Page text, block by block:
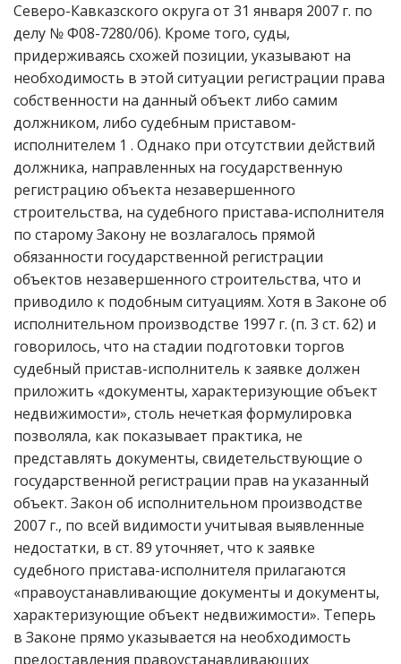
Северо-Кавказского округа от 31 января 2007 г. по
делу № Ф08-7280/06). Кроме того, суды,
придерживаясь схожей позиции, указывают на
необходимость в этой ситуации регистрации права
собственности на данный объект либо самим
должником, либо судебным приставом-
исполнителем 1 . Однако при отсутствии действий
должника, направленных на государственную
регистрацию объекта незавершенного
строительства, на судебного пристава-исполнителя
по старому Закону не возлагалось прямой
обязанности государственной регистрации
объектов незавершенного строительства, что и
приводило к подобным ситуациям. Хотя в Законе об
исполнительном производстве 1997 г. (п. 3 ст. 62) и
говорилось, что на стадии подготовки торгов
судебный пристав-исполнитель к заявке должен
приложить «документы, характеризующие объект
недвижимости», столь нечеткая формулировка
позволяла, как показывает практика, не
представлять документы, свидетельствующие о
государственной регистрации прав на указанный
объект. Закон об исполнительном производстве
2007 г., по всей видимости учитывая выявленные
недостатки, в ст. 89 уточняет, что к заявке
судебного пристава-исполнителя прилагаются
«правоустанавливающие документы и документы,
характеризующие объект недвижимости». Теперь
в Законе прямо указывается на необходимость
предоставления правоустанавливающих